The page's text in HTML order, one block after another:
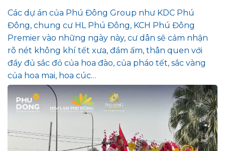
Các dự án của Phú Đông Group như KDC Phú
Đông, chung cư HL Phú Đông, KCH Phú Đông
Premier vào những ngày này, cư dân sẽ cảm nhận
rõ nét không khí tết xưa, đầm ấm, thân quen với
đầy đủ sắc đỏ của hoa đào, của pháo tết, sắc vàng
của hoa mai, hoa cúc…